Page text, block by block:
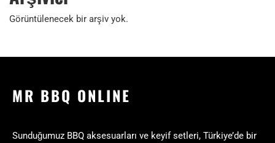
Görüntülenecek bir arşiv yok.
MR BBQ ONLINE
Sunduğumuz BBQ aksesuarları ve keyif setleri, Türkiye’de bir